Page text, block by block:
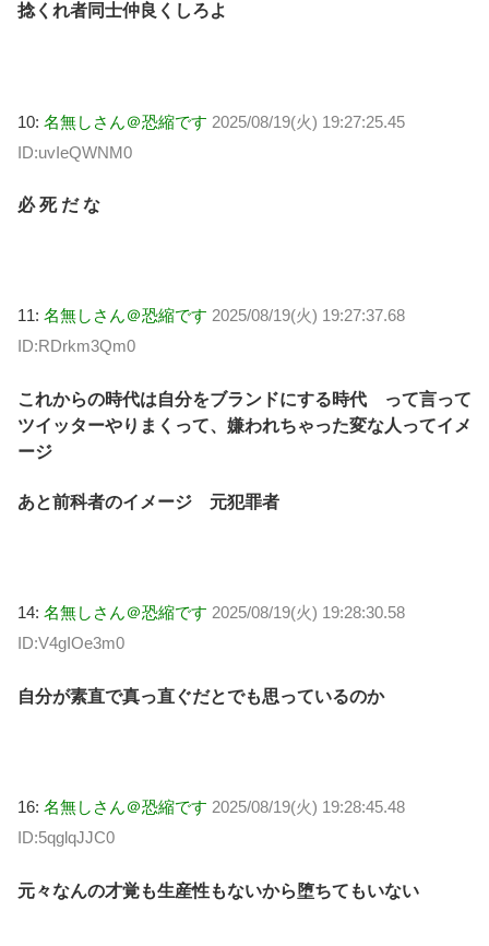
捻くれ者同士仲良くしろよ
10: 名無しさん＠恐縮です 2025/08/19(火) 19:27:25.45
ID:uvIeQWNM0
必 死 だ な
11: 名無しさん＠恐縮です 2025/08/19(火) 19:27:37.68
ID:RDrkm3Qm0
これからの時代は自分をブランドにする時代 って言って
ツイッターやりまくって、嫌われちゃった変な人ってイメ
ージ
あと前科者のイメージ 元犯罪者
14: 名無しさん＠恐縮です 2025/08/19(火) 19:28:30.58
ID:V4gIOe3m0
自分が素直で真っ直ぐだとでも思っているのか
16: 名無しさん＠恐縮です 2025/08/19(火) 19:28:45.48
ID:5qglqJJC0
元々なんの才覚も生産性もないから堕ちてもいない